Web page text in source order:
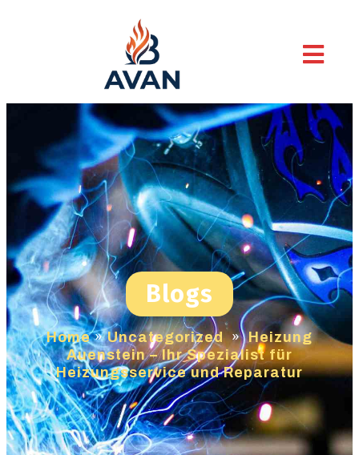
Blogs
Home»Uncategorized » Heizung
Auenstein – Ihr Spezialist für
Heizungsservice und Reparatur